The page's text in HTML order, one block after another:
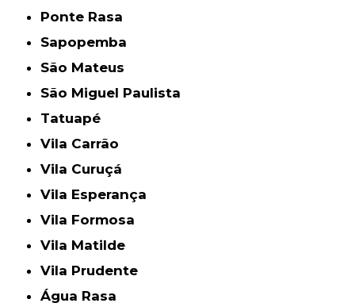
Ponte Rasa
Sapopemba
São Mateus
São Miguel Paulista
Tatuapé
Vila Carrão
Vila Curuçá
Vila Esperança
Vila Formosa
Vila Matilde
Vila Prudente
Água Rasa